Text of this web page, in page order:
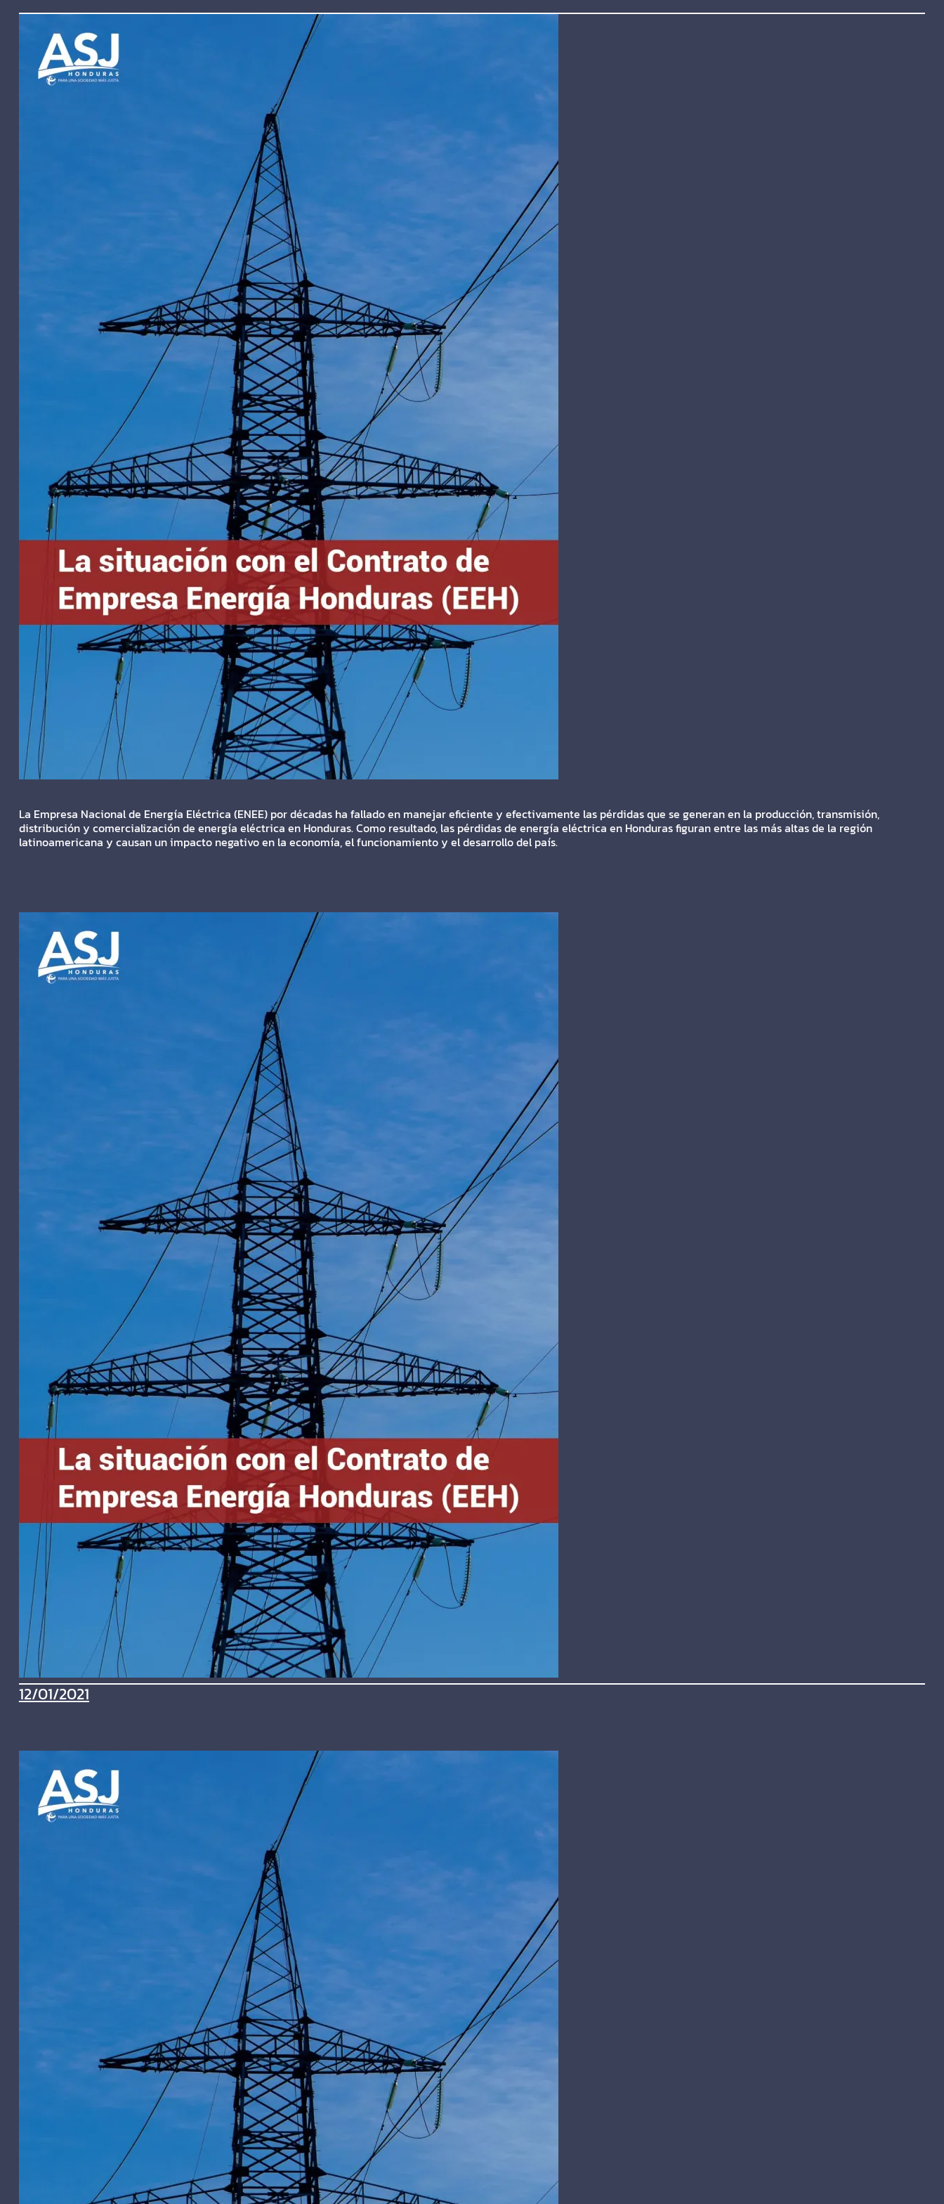
La Empresa Nacional de Energía Eléctrica (ENEE) por décadas ha fallado en manejar eficiente y efectivamente las pérdidas que se generan en la producción, transmisión,
distribución y comercialización de energía eléctrica en Honduras. Como resultado, las pérdidas de energía eléctrica en Honduras figuran entre las más altas de la región
latinoamericana y causan un impacto negativo en la economía, el funcionamiento y el desarrollo del país.
12/01/2021